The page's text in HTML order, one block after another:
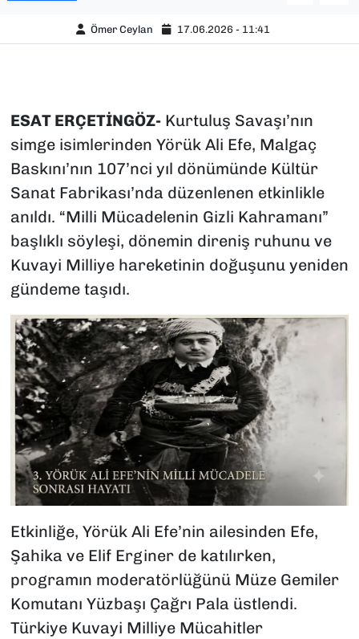
Ömer Ceylan 17.06.2026 - 11:41
ESAT ERÇETİNGÖZ-Kurtuluş Savaşı’nın
simge isimlerinden Yörük Ali Efe, Malgaç
Baskını’nın 107’nci yıl dönümünde Kültür
Sanat Fabrikası’nda düzenlenen etkinlikle
anıldı. “Milli Mücadelenin Gizli Kahramanı”
başlıklı söyleşi, dönemin direniş ruhunu ve
Kuvayi Milliye hareketinin doğuşunu yeniden
gündeme taşıdı.
Etkinliğe, Yörük Ali Efe’nin ailesinden Efe,
Şahika ve Elif Erginer de katılırken,
programın moderatörlüğünü Müze Gemiler
Komutanı Yüzbaşı Çağrı Pala üstlendi.
Türkiye Kuvayi Milliye Mücahitler